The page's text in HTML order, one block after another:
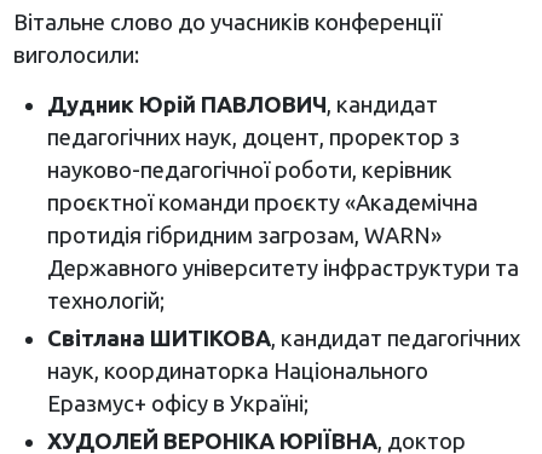
Вітальне слово до учасників конференції
виголосили:
Дудник Юрій ПАВЛОВИЧ , кандидат
педагогічних наук, доцент, проректор з
науково-педагогічної роботи, керівник
проєктної команди проєкту «Академічна
протидія гібридним загрозам, WARN»
Державного університету інфраструктури та
технологій;
Світлана ШИТІКОВА, кандидат педагогічних
наук, координаторка Національного
Еразмус+ офісу в Україні;
ХУДОЛЕЙ ВЕРОНІКА ЮРІЇВНА, доктор